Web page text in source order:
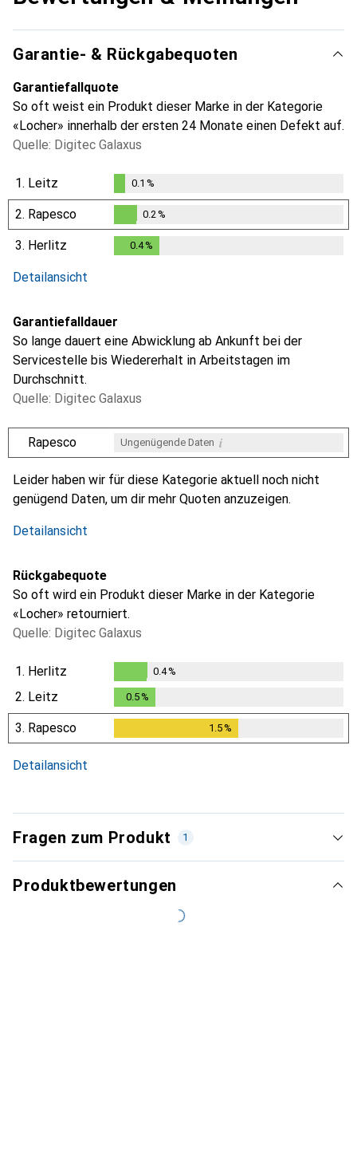
Garantie- & Rückgabequoten
Garantiefallquote
So oft weist ein Produkt dieser Marke in der Kategorie
«Locher» innerhalb der ersten 24 Monate einen Defekt auf.
Quelle: Digitec Galaxus
1. Leitz
0.1%
0.1 %
2. Rapesco
0.2%
0.2%
3. Herlitz 0.4%
Detailansicht
Garantiefalldauer
So lange dauert eine Abwicklung ab Ankunft bei der
Servicestelle bis Wiedererhalt in Arbeitstagen im
Durchschnitt.
Quelle: Digitec Galaxus
Rapesco Ungenügende Daten i
Leider haben wir für diese Kategorie aktuell noch nicht
genügend Daten, um dir mehr Quoten anzuzeigen.
Detailansicht
Rückgabequote
So oft wird ein Produkt dieser Marke in der Kategorie
«Locher» retourniert.
Quelle: Digitec Galaxus
1. Herlitz
0.4%
0.4%
2. Leitz 0.5%
3. Rapesco 1.5%
Detailansicht
Fragen zum Produkt 1
Produktbewertungen